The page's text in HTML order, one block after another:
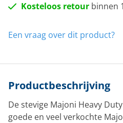
Kosteloos retour binnen
Een vraag over dit product?
Productbeschrijving
De stevige Majoni Heavy
goede en veel verkochte